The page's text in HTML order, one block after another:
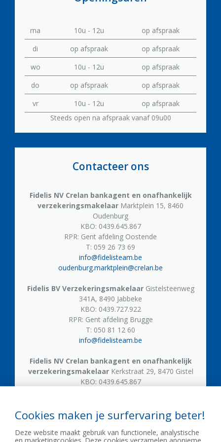
ma 10u - 12u
op afspraak
di
op afspraak
op afspraak
wo
10u - 12u
op afspraak
do
op afspraak
op afspraak
vr
10u - 12u
op afspraak
Steeds open na afspraak vanaf 09u00
Contacteer ons
Fidelis NV Crelan bankagent en onafhankelijk
verzekeringsmakelaar Marktplein 15, 8460
Oudenburg
KBO: 0439.645.867
RPR: Gent afdeling Oostende
T: 059 26 73 69
info@fidelisteam.be
oudenburg.marktplein@crelan.be
Fidelis BV VerzekeringsmakelaarGistelsteenweg
341A, 8490 Jabbeke
KBO: 0439.727.922
RPR: Gent afdeling Brugge
T: 050 81 12 60
info@fidelisteam.be
Fidelis NV Crelan bankagent en onafhankelijk
verzekeringsmakelaarKerkstraat 29, 8470 Gistel
KBO: 0439.645.867
Crelan bankagent en onafhankelijk
verzekeringsmakelaarGistelsteenweg 609, 8490
Cookies maken je surfervaring beter!
Deze website maakt gebruik van functionele, analystische